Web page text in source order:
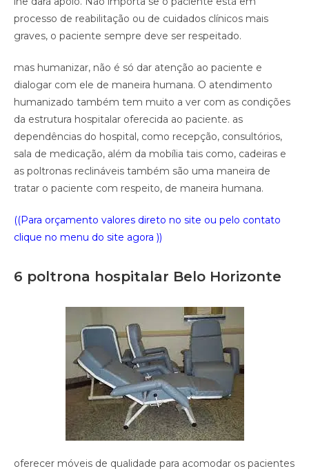
processo de reabilitação ou de cuidados clínicos mais
graves, o paciente sempre deve ser respeitado.
mas humanizar, não é só dar atenção ao paciente e
dialogar com ele de maneira humana. O atendimento
humanizado também tem muito a ver com as condições
da estrutura hospitalar oferecida ao paciente. as
dependências do hospital, como recepção, consultórios,
sala de medicação, além da mobília tais como, cadeiras e
as poltronas reclináveis também são uma maneira de
tratar o paciente com respeito, de maneira humana.
((Para orçamento valores direto no site ou pelo contato
clique no menu do site agora ))
6 poltrona hospitalar Belo Horizonte
oferecer móveis de qualidade para acomodar os pacientes